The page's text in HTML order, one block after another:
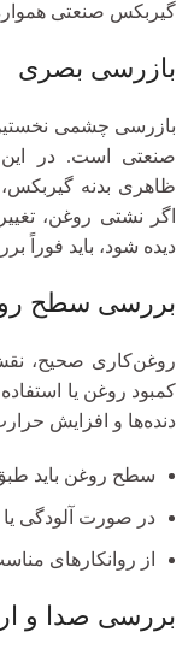
گیربکس صنعتی
بازرسی بصری
بازرسی چشمی
صنعتی است. در این
ظاهری بدنه
اگر نشتی روغن،
دیده شود، باید فوراً
بررسی سطح
روغن‌کاری صحیح،
کمبود روغن یا
دنده‌ها و افزایش
سطح روغن باید
در صورت آلودگی
از روانکارهای
بررسی صدا و